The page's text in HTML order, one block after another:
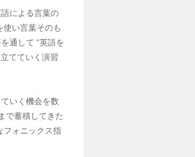
による言葉の
い言葉そのも
通して “英語を
てていく演習
いく機会を数
で蓄積してきた
フォニックス指